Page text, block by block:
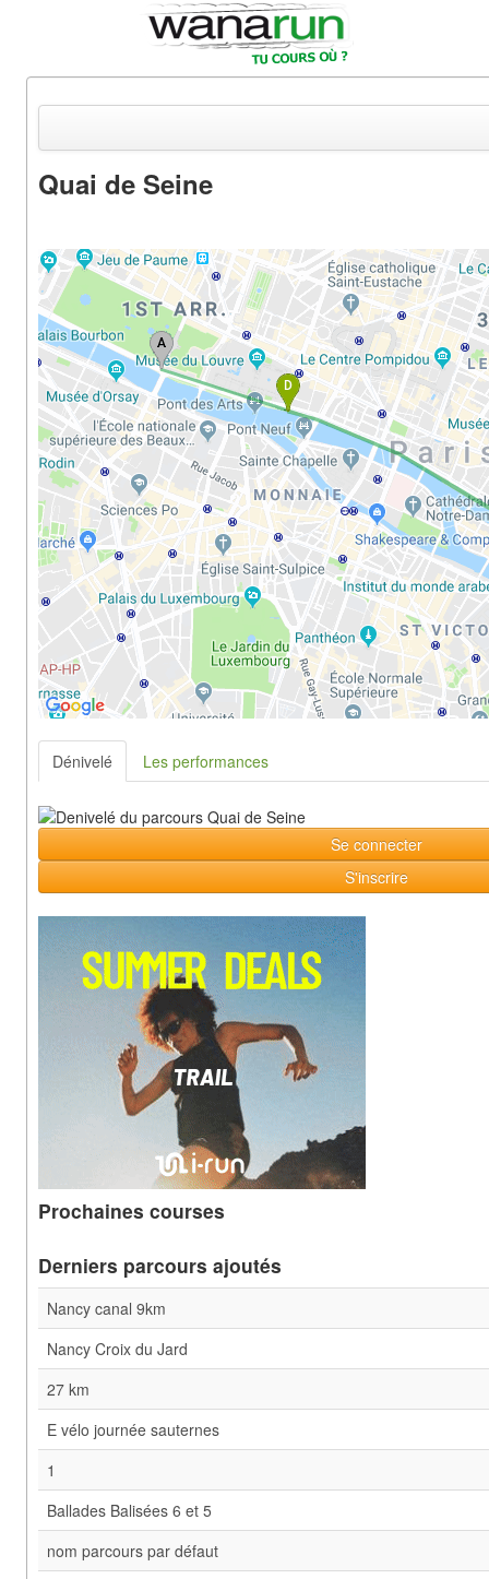
Equipements & Tests
Parcours & Courses
Outils & Réseaux
Quai de Seine
Dénivelé Les performances
Se connecter
S'inscrire
Prochaines courses
Derniers parcours ajoutés
Nancy canal 9km
Nancy Croix du Jard
27 km
E vélo journée sauternes
1
Ballades Balisées 6 et 5
nom parcours par défaut